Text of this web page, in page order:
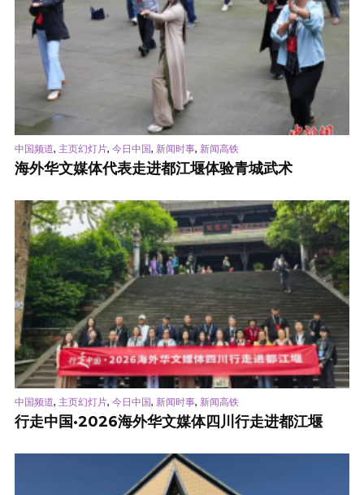
中国频道, 主页幻灯片, 今日中国, 新闻时事, 新闻高铁
海外华文媒体代表走进都江堰体验青城武术
中国频道, 主页幻灯片, 今日中国, 新闻时事, 新闻高铁
行走中国·2026海外华文媒体四川行走进都江堰